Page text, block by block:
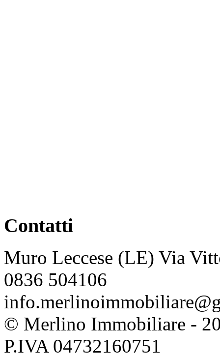
Contatti
Muro Leccese (LE) Via
0836 504106
© Merlino Immobiliare -
P.IVA 04732160751